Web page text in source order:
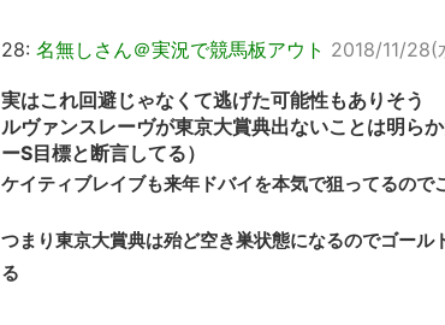
28: 名無しさん＠実況で競馬板アウト 2018/11/28(
実はこれ回避じゃなくて逃げた可能性もありそう
ルヴァンスレーヴが東京大賞典出ないことは明ら
ーS目標と断言してる）
ケイティブレイブも来年ドバイを本気で狙ってるので
つまり東京大賞典は殆ど空き巣状態になるのでゴー
る